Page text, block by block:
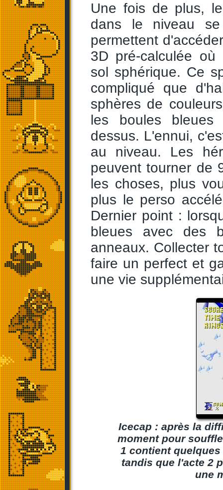
Une fois de plus,
dans le niveau
permettent
3D pré-calculée où
sol sphérique. Ce
compliqué que
sphères de
les boules bleues
dessus. L'ennui,
au niveau. Les
peuvent tourner de
les choses, plus
plus le perso
Dernier point :
bleues avec des
anneaux. Collecter
faire un perfect et
une vie
Icecap : après la
moment pour
1 contient
tandis que l'acte 2
une